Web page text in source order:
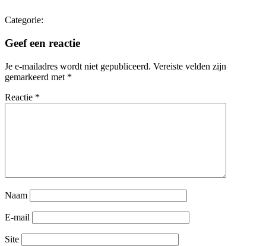
Categorie:
Geef een reactie
Je e-mailadres wordt niet gepubliceerd. Vereiste velden zijn
gemarkeerd met *
Reactie *
Naam
E-mail
Site